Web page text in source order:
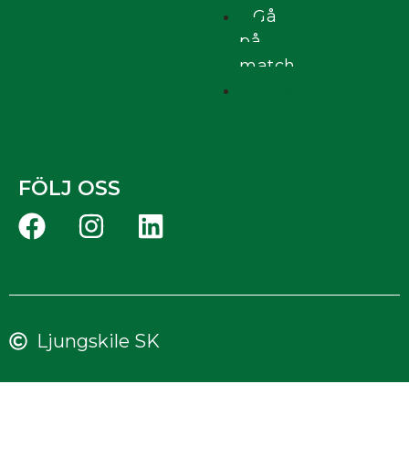
Gå
på
match
FÖLJ OSS
Ljungskile SK